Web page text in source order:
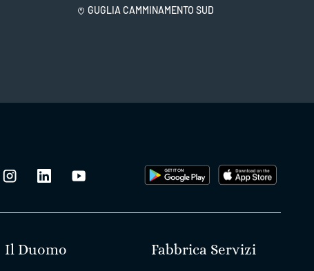
GUGLIA CAMMINAMENTO SUD
Il Duomo Fabbrica Servizi